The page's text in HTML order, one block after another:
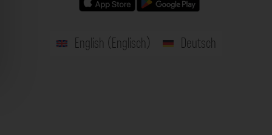
English (Englisch) Deutsch